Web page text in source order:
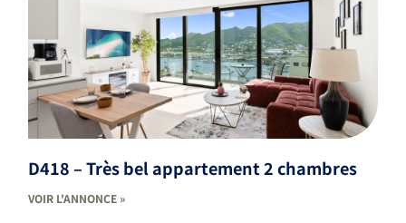
D418 – Très bel appartement 2 chambres
VOIR L'ANNONCE »